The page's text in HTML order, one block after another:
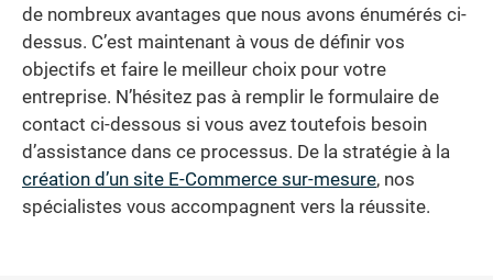
de nombreux avantages que nous avons énumérés ci-
dessus. C’est maintenant à vous de définir vos
objectifs et faire le meilleur choix pour votre
entreprise. N’hésitez pas à remplir le formulaire de
contact ci-dessous si vous avez toutefois besoin
d’assistance dans ce processus. De la stratégie à la
création d’un site E-Commerce sur-mesure, nos
spécialistes vous accompagnent vers la réussite.